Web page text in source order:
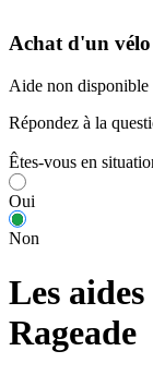
Achat d'un
Aide non disponible
Répondez à la
Êtes-vous en
Oui
Non
Les
Rageade